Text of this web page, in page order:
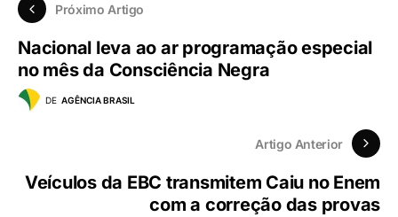
Próximo Artigo
Nacional leva ao ar programação especial
no mês da Consciência Negra
DE AGÊNCIA BRASIL
Artigo Anterior
Veículos da EBC transmitem Caiu no Enem
com a correção das provas